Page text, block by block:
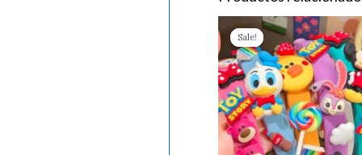
Sale!
Sale!
Original
price
was:
$39.00.
Current
price
is:
$19.00.